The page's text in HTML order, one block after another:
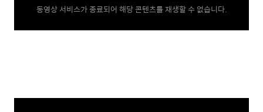
동영상 서비스가 종료되어 해당 콘텐츠를 재생할 수 없습니다.